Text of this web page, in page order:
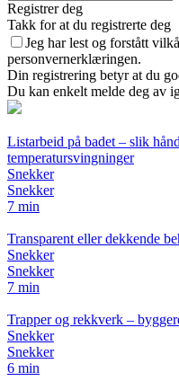
Registrer deg
Takk for at du registrerte deg
Jeg har lest og forstått
personvernerklæringen.
Din registrering betyr at du
Du kan enkelt melde deg av
Listarbeid på badet – slik
temperatursvingninger
Snekker
Snekker
7 min
Transparent eller dekkende
Snekker
Snekker
7 min
Trapper og rekkverk –
Snekker
Snekker
6 min